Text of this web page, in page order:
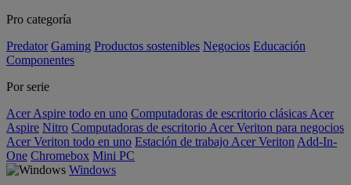
Pro categoría
Predator Gaming Productos sostenibles Negocios Educación
Componentes
Por serie
Acer Aspire todo en uno Computadoras de escritorio clásicas Acer
Aspire Nitro Computadoras de escritorio Acer Veriton para negocios
Acer Veriton todo en uno Estación de trabajo Acer Veriton Add-In-
One Chromebox Mini PC
Windows